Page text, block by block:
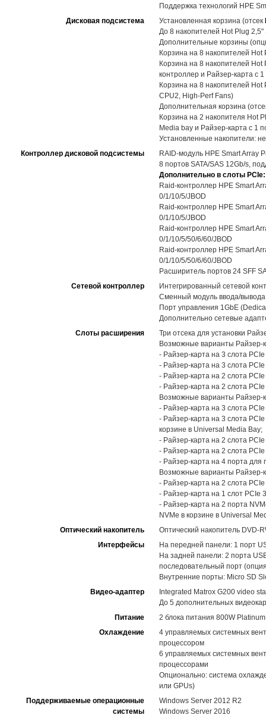
Поддержка технологий HPE
Дисковая подсистема
Установленная корзина (отсек
До 8 накопителей Hot Plug
Дополнительные корзины
Корзина на 8 накопителей Hot
Корзина на 8 накопителей Hot
контроллер и Райзер-карта с
Корзина на 8 накопителей Hot
CPU2, High-Perf Fans)
Дополнительная корзина
Корзина на 2 накопителя Hot
Media bay и Райзер-карта с 1
Установленные накопители:
Контроллер дисковой подсистемы
RAID-модуль HPE Smart Array
8 портов SATA/SAS 12Gb/s,
Дополнительно в слоты PCIe:
Raid-контроллер HPE Smart
0/1/10/5/JBOD
Raid-контроллер HPE Smart
0/1/10/5/JBOD
Raid-контроллер HPE Smart
0/1/10/5/50/6/60/JBOD
Raid-контроллер HPE Smart
0/1/10/5/50/6/60/JBOD
Расширитель портов 24 SFF
Сетевой контроллер
Интегрированный сетевой
Сменный модуль ввода/
Порт управления 1GbE
Дополнительно сетевые
Слоты расширения
Три отсека для установки
Возможные варианты Райзер-
- Райзер-карта на 3 слота
- Райзер-карта на 3 слота
- Райзер-карта на 2 слота
- Райзер-карта на 2 слота
Возможные варианты Райзер-
- Райзер-карта на 3 слота
- Райзер-карта на 3 слота
корзине в Universal Media Bay;
- Райзер-карта на 2 слота
- Райзер-карта на 2 слота
- Райзер-карта на 4 порта для
Возможные варианты Райзер-
- Райзер-карта на 2 слота
- Райзер-карта на 1 слот PCIe
- Райзер-карта на 2 порта
NVMe в корзине в Universal
Оптический накопитель
Оптический накопитель DVD-
Интерфейсы
На передней панели: 1 порт
На задней панели: 2 порта
последовательный порт
Внутренние порты: Micro SD
Видео-адаптер
Integrated Matrox G200 video
До 5 дополнительных
Питание
2 блока питания 800W
Охлаждение
4 управляемых системных
процессором
6 управляемых системных
процессорами
Опционально: система
или GPUs)
Поддерживаемые операционные
системы
Windows Server 2012 R2
Windows Server 2016